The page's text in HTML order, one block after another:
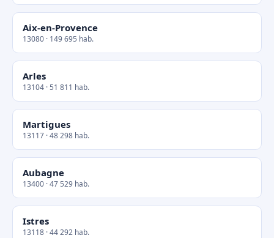
Aix-en-Provence
13080 · 149 695 hab.
Arles
13104 · 51 811 hab.
Martigues
13117 · 48 298 hab.
Aubagne
13400 · 47 529 hab.
Istres
13118 · 44 292 hab.